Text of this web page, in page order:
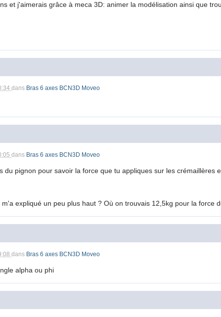
et j'aimerais grâce à meca 3D: animer la modélisation ainsi que
dans Bras 6 axes BCN3D Moveo
dans Bras 6 axes BCN3D Moveo
du pignon pour savoir la force que tu appliques sur les crémaillères
expliqué un peu plus haut ? Où on trouvais 12,5kg pour la force
dans Bras 6 axes BCN3D Moveo
alpha ou phi